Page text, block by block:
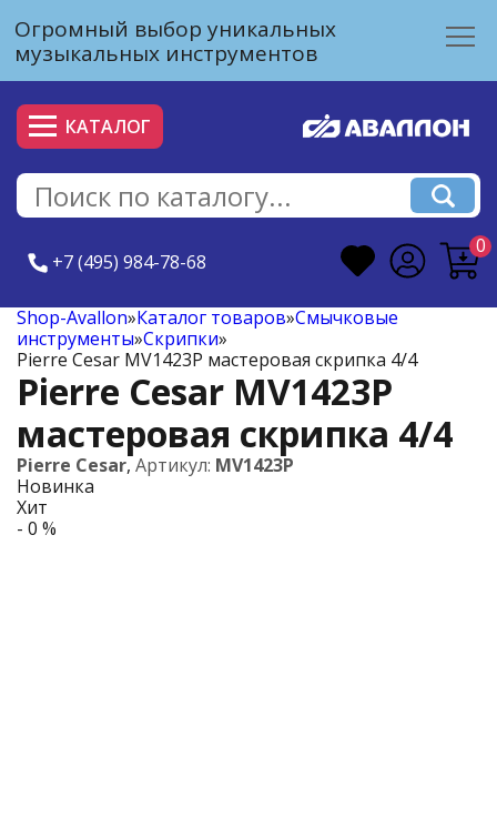
Огромный выбор уникальных
музыкальных инструментов
КАТАЛОГ
+7 (495) 984-78-68
0
Shop-Avallon»Каталог товаров»Смычковые
инструменты»Скрипки»
Pierre Cesar MV1423P мастеровая скрипка 4/4
Pierre Cesar MV1423P
мастеровая скрипка 4/4
Pierre Cesar,Артикул: MV1423P
Новинка
Хит
- 0 %